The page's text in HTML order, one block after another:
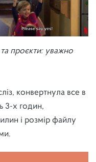
проєкти: уважно
конвертнула все в
3-х годин,
і розмір файлу